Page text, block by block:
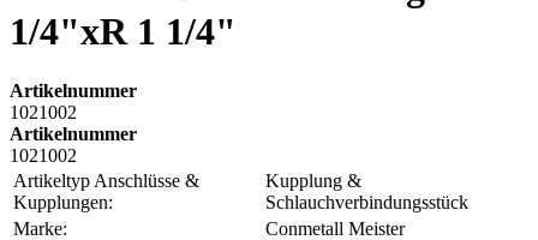
1/4"xR 1 1/4"
Artikelnummer
1021002
Artikelnummer
1021002
Artikeltyp Anschlüsse &
Kupplungen:
Kupplung &
Schlauchverbindungsstück
Marke:
Conmetall Meister